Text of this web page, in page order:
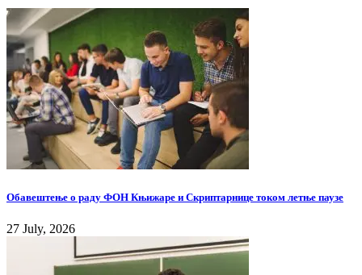
Обавештење о раду ФОН Књижаре и Скриптарнице током летње паузе
27 July, 2026